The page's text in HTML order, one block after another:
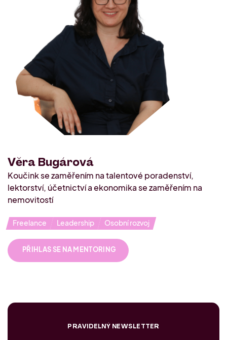
Naši mentoři
Konzultace s Lucií Audi
Offline akce
Setkání komunity PRAHA 2. 10.
2026
Kdo jsme
Kontakt
Průzkum o podnikání
Věra Bugárová
Koučink se zaměřením na talentové poradenství,
lektorství, účetnictví a ekonomika se zaměřením na
nemovitostí
Freelance Leadership Osobní rozvoj
PŘIHLAS SE NA MENTORING
PRAVIDELNÝ NEWSLETTER